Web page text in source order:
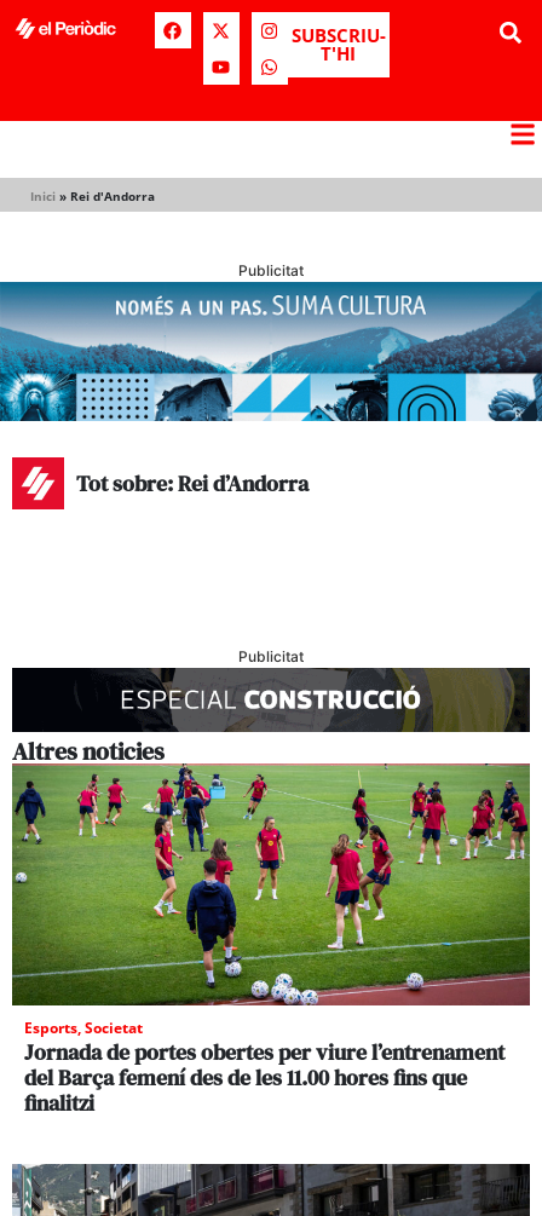
SUBSCRIU-
T'HI
Inici » Rei d'Andorra
Publicitat
Tot sobre: Rei d’Andorra
Publicitat
Altres noticies
Esports,Societat
Jornada de portes obertes per viure l’entrenament
del Barça femení des de les 11.00 hores fins que
finalitzi